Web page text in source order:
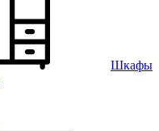
Шкафы